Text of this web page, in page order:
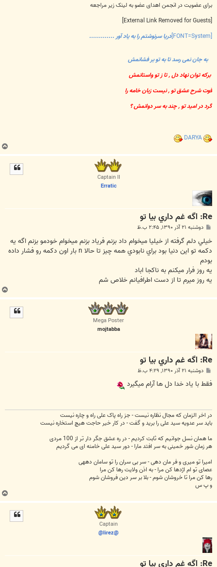
برای عضویت در انجمن اهدای عضو به لینک زیر مراجعه
دریا سرنوشتم را به یاد آور .............
به جان نمی رسد تا به تو بر فشانمش
برکه توان نهاد دل , تا ز تو واستانمش
قوت شرح عشق تو , نیست زبان خامه را
گرد در امید تو , چند به سر دوانمش ؟
DARYA
ب
ا
Captain II
Erratic
Re: اگه غم داري بيا تو
پ
ت
دوشنبه ۲۱ آذر ۱۳۹۰, ۲:۴۵ ب.ظ
خيلي دلم گرفته از خيليا ميخوام داد بزنم فرياد بزنم ميخوام خودمو بزنم اگه يه
دكمه تو اين دنيا بود براي نابودي همه چيز تا حالا n بار اون دكمه رو فشار داده
بودم
يه روز فرار ميكنم به ناكجا اباد
يه روز ميرم تا از دست اطرافيانم خلاص شم
ب
ا
Mega Poster
mojtabba
Re: اگه غم داري بيا تو
پ
ت
دوشنبه ۲۱ آذر ۱۳۹۰, ۴:۲۹ ب.ظ
فقط با یاد خدا دل ها آرام میگیرد
در اخر الزمان که مجال نظاره نیست - جز راه پاک علی راه و چاره نیست
باید سر عدویه سید علی را برید و گفت - در کار خیر حاجت هیچ استخاره نیست
ما همان نسل جوانیم که ثابت کردیم - در ره عشق جگر دار تر از 100 مردی
هر زمان شور خمینی به سر افتد مارا - دور سید علی خامنه ای می گردیم
امیرا تو میری و فر مان دهی - سر بی سران را تو سامان دههی
عصای تو ام اژدها کن مرا - به اذن ولایت رها کن مرا
رها کن مرا تا خروشان شوم - بلا بر سر دین فروشان شوم
و پ س
ب
ا
Captain
@lirez@
Re: اگه غم داري بيا تو